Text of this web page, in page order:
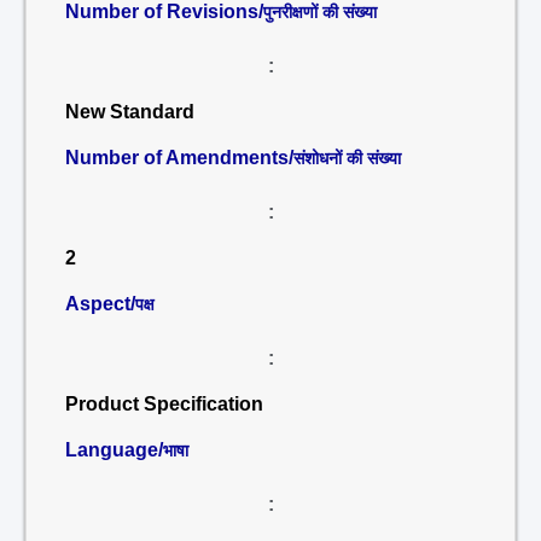
Number of Revisions/पुनरीक्षणों की संख्या
:
New Standard
Number of Amendments/संशोधनों की संख्या
:
2
Aspect/पक्ष
:
Product Specification
Language/भाषा
: